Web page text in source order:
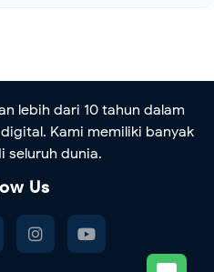
lebih dari 10 tahun dalam
Kami memiliki banyak
seluruh dunia.
Us